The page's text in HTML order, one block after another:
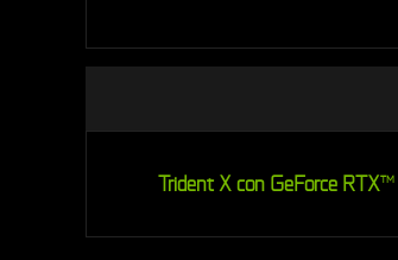
Trident X con GeForce RTXTM